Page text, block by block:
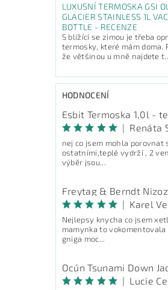
LUXUSNÍ TERMOSKA GSI
GLACIER STAINLESS 1L
BOTTLE - RECENZE
S blížící se zimou je třeba
termosky, které mám doma.
že většinou u mně najdete
HODNOCENÍ
| Renáta
nej co jsem mohla porovnat
ostatními,teplé vydrží , 2
výběr jsou...
| Karel
Nejlepsy knycha co jsem
mamynka to vokomentovala
gniga moc...
| Lucie